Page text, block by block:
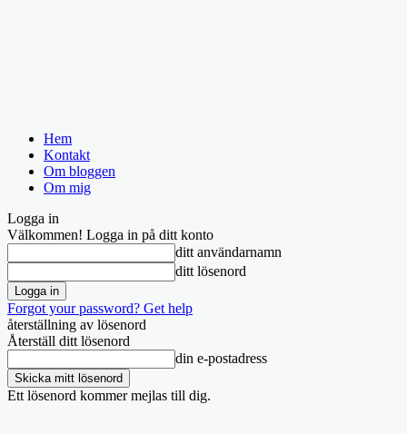
Hem
Kontakt
Om bloggen
Om mig
Logga in
Välkommen! Logga in på ditt konto
ditt användarnamn
ditt lösenord
Forgot your password? Get help
återställning av lösenord
Återställ ditt lösenord
din e-postadress
Ett lösenord kommer mejlas till dig.